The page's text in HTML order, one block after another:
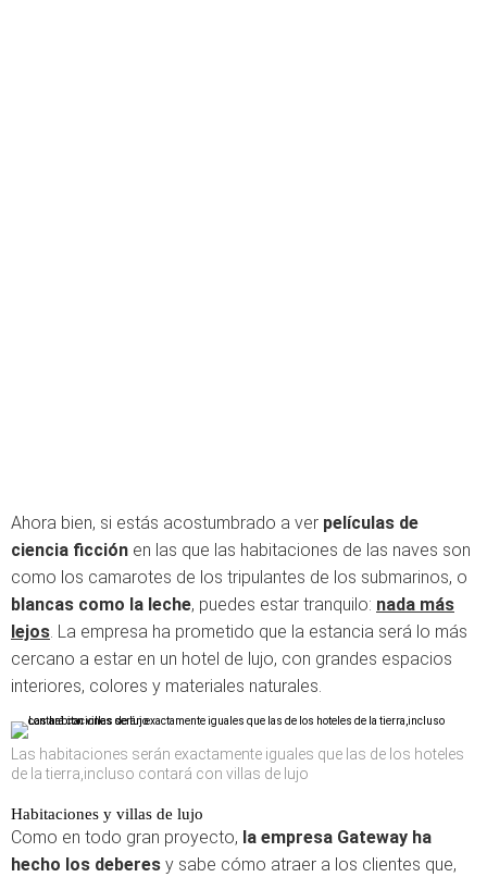
Ahora bien, si estás acostumbrado a ver películas de
ciencia ficción en las que las habitaciones de las naves son
como los camarotes de los tripulantes de los submarinos, o
blancas como la leche, puedes estar tranquilo: nada más
lejos . La empresa ha prometido que la estancia será lo más
cercano a estar en un hotel de lujo, con grandes espacios
interiores, colores y materiales naturales.
Las habitaciones serán exactamente iguales que las de los hoteles
de la tierra,incluso contará con villas de lujo
Habitaciones y villas de lujo
Como en todo gran proyecto, la empresa Gateway ha
hecho los deberes y sabe cómo atraer a los clientes que,